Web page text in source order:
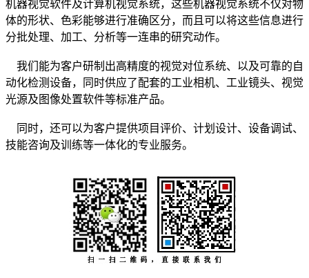
机器视觉软件及计算机视觉系统，这些机器视觉系统不仅对物
体的形状、色彩能够进行准确区分，而且可以将这些信息进行
分批处理、加工、分析等一连串的研究动作。
我们能为客户研制出高精度的视觉对位系统、以及可靠的自
动化检测设备，同时供应了配套的工业相机、工业镜头、视觉
光源及图像处置软件等标准产品。
同时，还可以为客户提供项目评价、计划设计、设备调试、
技能咨询及训练等一体化的专业服务。